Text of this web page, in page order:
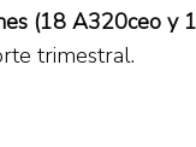
(18 A320ceo y
trimestral.